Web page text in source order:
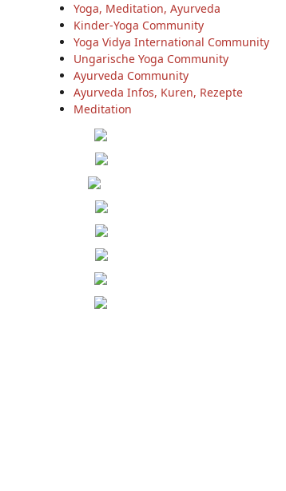
Yoga, Meditation, Ayurveda
Kinder-Yoga Community
Yoga Vidya International Community
Ungarische Yoga Community
Ayurveda Community
Ayurveda Infos, Kuren, Rezepte
Meditation